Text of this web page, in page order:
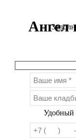
Ангел
Удобный